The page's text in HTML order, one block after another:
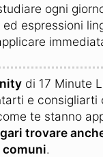
ogni
ed espressioni
di 17 Minute
e consigliarti
te stanno
trovare
.